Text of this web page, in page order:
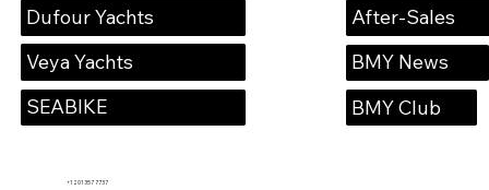
+1 201 357 7737
Dufour Yachts
Veya Yachts
SEABIKE
After-Sales
BMY News
BMY Club